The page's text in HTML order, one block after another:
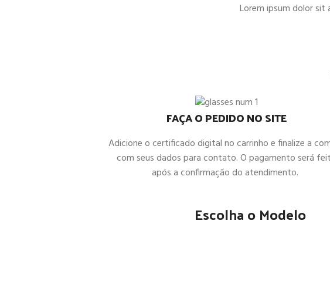
Lorem ipsum dolor
FAÇA O PEDIDO NO SITE
Adicione o certificado digital no carrinho e finalize a
com seus dados para contato. O pagamento será
após a confirmação do atendimento.
Escolha o Modelo